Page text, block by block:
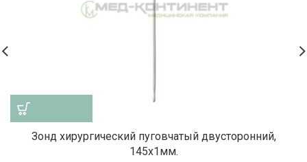
Зонд хирургический пуговчатый двусторонний,
145х1мм.